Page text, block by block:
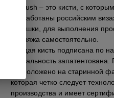
Labrush – это кисти, с
разработаны российским
девушки, для выполнения
макияжа самостоятельно.
Каждая кисть подписана по
Уникальность запатентована.
расположено на старинной
которая четко следует
производства и имеет